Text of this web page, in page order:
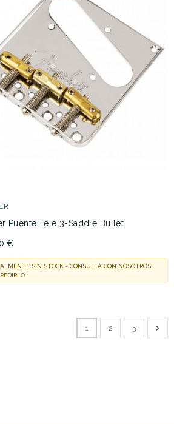
Puente Tele 3-Saddle Bullet
€
SIN STOCK - CONSULTA CON NOSOTROS
1 2 3